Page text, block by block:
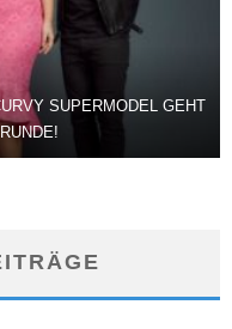
SUPERMODEL GEHT